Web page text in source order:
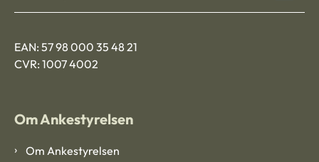
EAN: 57 98 000 35 48 21
CVR: 1007 4002
Om Ankestyrelsen
Om Ankestyrelsen